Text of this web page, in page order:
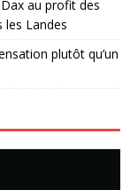
au profit des
les Landes
plutôt qu’un